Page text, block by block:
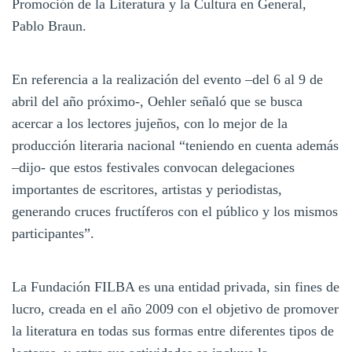
Promoción de la Literatura y la Cultura en General,
Pablo Braun.
En referencia a la realización del evento –del 6 al 9 de
abril del año próximo-, Oehler señaló que se busca
acercar a los lectores jujeños, con lo mejor de la
producción literaria nacional “teniendo en cuenta además
–dijo- que estos festivales convocan delegaciones
importantes de escritores, artistas y periodistas,
generando cruces fructíferos con el público y los mismos
participantes”.
La Fundación FILBA es una entidad privada, sin fines de
lucro, creada en el año 2009 con el objetivo de promover
la literatura en todas sus formas entre diferentes tipos de